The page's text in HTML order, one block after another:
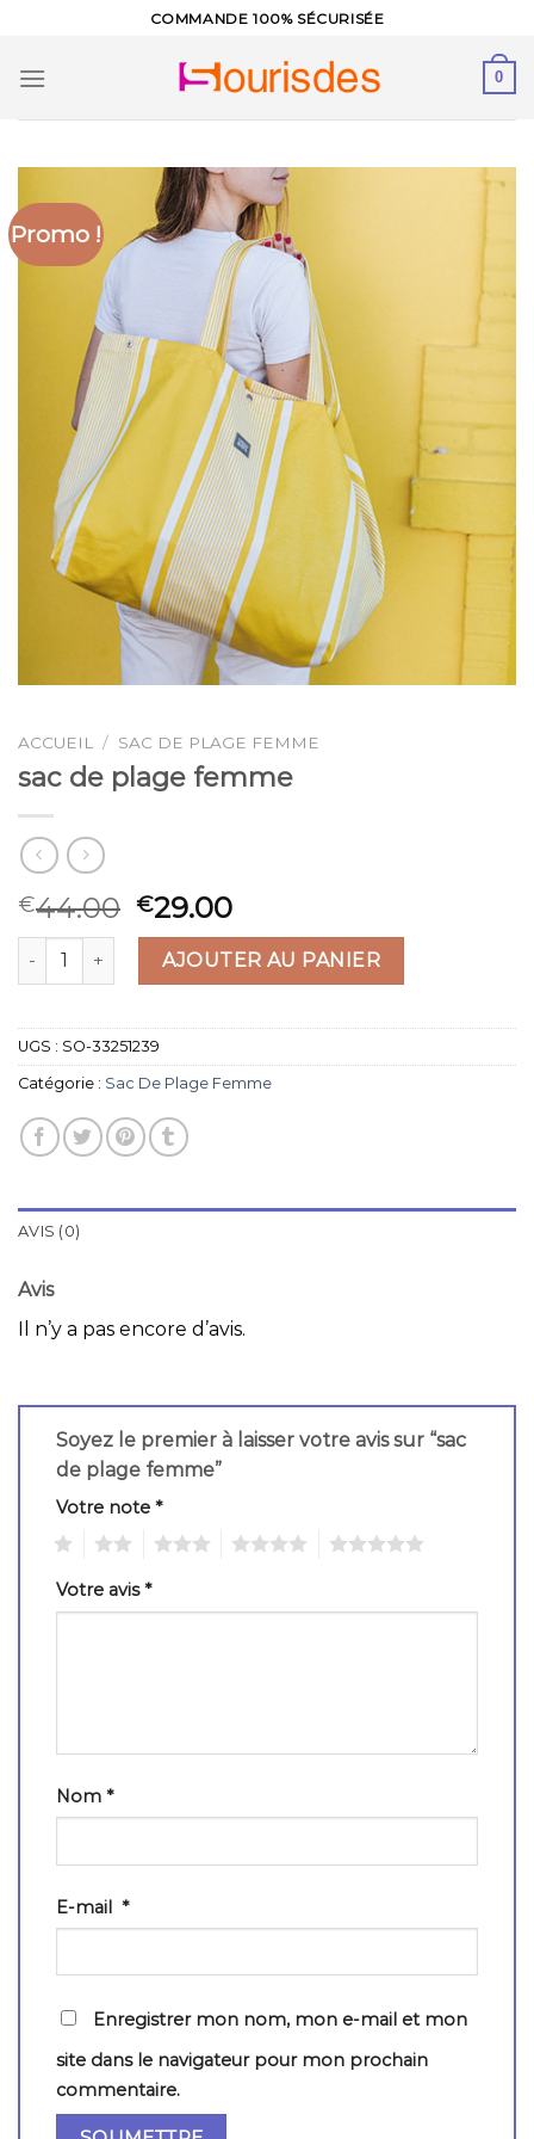
content
COMMANDE 100% SÉCURISÉE
0
Promo !
ACCUEIL / SAC DE PLAGE FEMME
sac de plage femme
€44.00 €29.00
quantité de sac de plage femme
AJOUTER AU PANIER
UGS : SO-33251239
Catégorie : Sac De Plage Femme
AVIS (0)
Avis
Il n’y a pas encore d’avis.
Soyez le premier à laisser votre avis sur “sac
de plage femme”
Votre note *
Votre avis*
Nom *
E-mail *
Enregistrer mon nom, mon e-mail et mon
site dans le navigateur pour mon prochain
commentaire.